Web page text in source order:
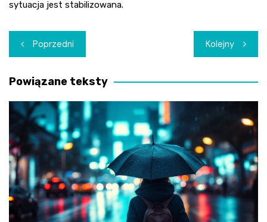
sytuacja jest stabilizowana.
Nawigacja
wpisu
Poprzedni Kolejny
Powiązane teksty